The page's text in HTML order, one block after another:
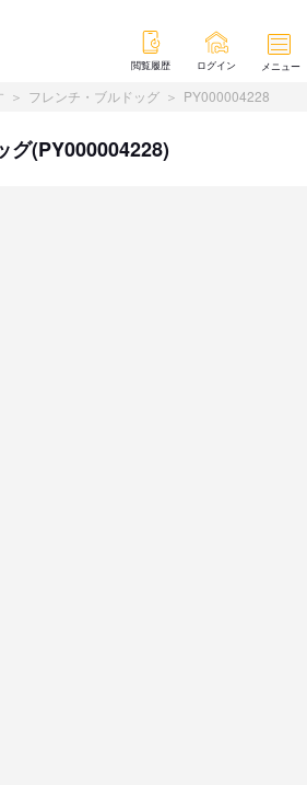
閲覧履歴 ログイン メニュー
フレンチ・ブルドッグ PY000004228
グ(PY000004228)